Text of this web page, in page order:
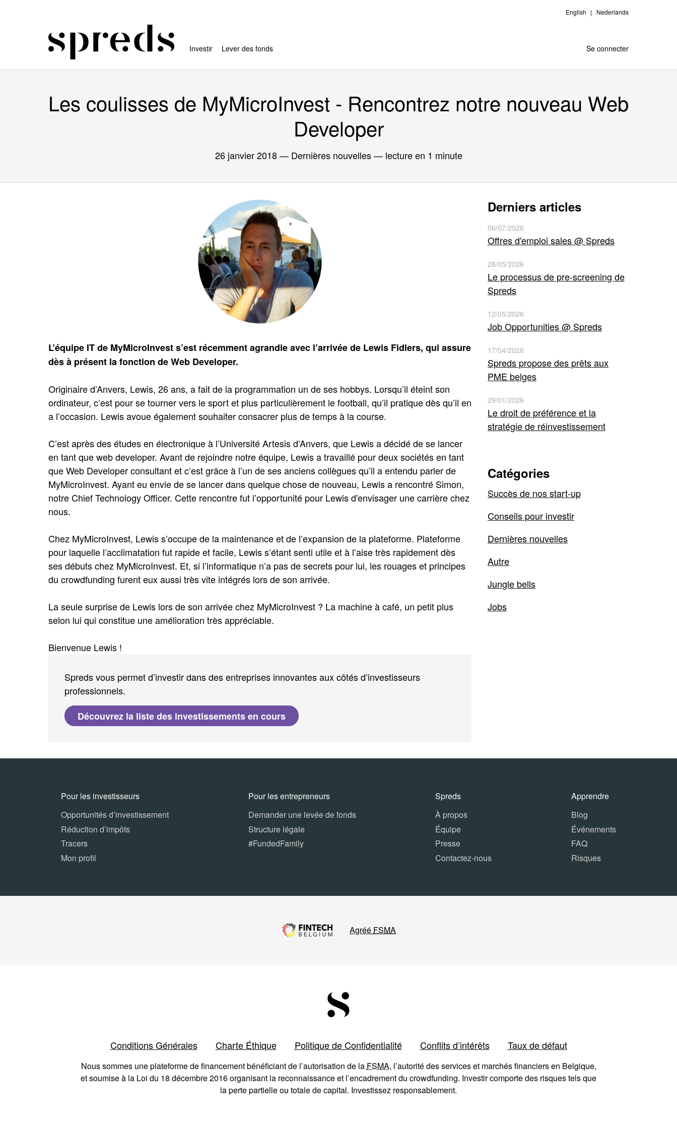
Investir Lever des fonds
English Nederlands
Se connecter
Les coulisses de MyMicroInvest - Rencontrez notre nouveau Web
Developer
26 janvier 2018— Dernières nouvelles — lecture en 1 minute
L’équipe IT de MyMicroInvest s’est récemment agrandie avec l’arrivée de Lewis Fidlers, qui assure
dès à présent la fonction de Web Developer.
Originaire d’Anvers, Lewis, 26 ans, a fait de la programmation un de ses hobbys. Lorsqu’il éteint son
ordinateur, c’est pour se tourner vers le sport et plus particulièrement le football, qu’il pratique dès qu’il en
a l’occasion. Lewis avoue également souhaiter consacrer plus de temps à la course.
C’est après des études en électronique à l’Université Artesis d’Anvers, que Lewis a décidé de se lancer
en tant que web developer. Avant de rejoindre notre équipe, Lewis a travaillé pour deux sociétés en tant
que Web Developer consultant et c’est grâce à l’un de ses anciens collègues qu’il a entendu parler de
MyMicroInvest. Ayant eu envie de se lancer dans quelque chose de nouveau, Lewis a rencontré Simon,
notre Chief Technology Officer. Cette rencontre fut l’opportunité pour Lewis d'envisager une carrière chez
nous.
Chez MyMicroInvest, Lewis s’occupe de la maintenance et de l’expansion de la plateforme. Plateforme
pour laquelle l’acclimatation fut rapide et facile, Lewis s’étant senti utile et à l’aise très rapidement dès
ses débuts chez MyMicroInvest. Et, si l’informatique n’a pas de secrets pour lui, les rouages et principes
du crowdfunding furent eux aussi très vite intégrés lors de son arrivée.
La seule surprise de Lewis lors de son arrivée chez MyMicroInvest ? La machine à café, un petit plus
selon lui qui constitue une amélioration très appréciable.
Bienvenue Lewis !
Spreds vous permet d’investir dans des entreprises innovantes aux côtés d’investisseurs
professionnels.
Découvrez la liste des investissements en cours
Derniers articles
06/07/2026
Offres d'emploi sales @ Spreds
28/05/2026
Le processus de pre-screening de
Spreds
12/05/2026
Job Opportunities @ Spreds
17/04/2026
Spreds propose des prêts aux
PME belges
29/01/2026
Le droit de préférence et la
stratégie de réinvestissement
Catégories
Succès de nos start-up
Conseils pour investir
Dernières nouvelles
Autre
Jungle bells
Jobs
Pour les investisseurs
Opportunités d’investissement
Réduction d’impôts
Tracers
Mon profil
Pour les entrepreneurs
Demander une levée de fonds
Structure légale
#FundedFamily
Spreds
À propos
Équipe
Presse
Contactez-nous
Apprendre
Blog
Événements
FAQ
Risques
Agréé FSMA
Conditions Générales Charte Éthique Politique de Confidentialité Conflits d’intérêts Taux de défaut
Nous sommes une plateforme de financement bénéficiant de l’autorisation de la FSMA, l’autorité des services et marchés financiers en Belgique,
et soumise à la Loi du 18 décembre 2016 organisant la reconnaissance et l’encadrement du crowdfunding. Investir comporte des risques tels que
la perte partielle ou totale de capital. Investissez responsablement.